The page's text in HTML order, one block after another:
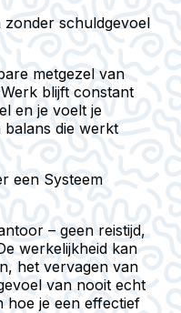
zonder schuldgevoel
metgezel van
blijft constant
en je voelt je
balans die werkt
een Systeem
– geen reistijd,
werkelijkheid kan
het vervagen van
van nooit echt
hoe je een effectief